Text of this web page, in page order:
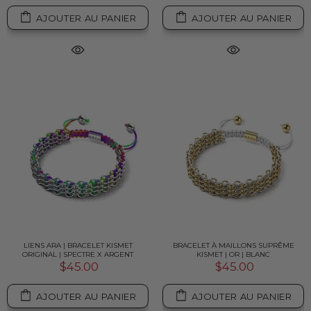
AJOUTER AU PANIER AJOUTER AU PANIER
LIENS ARA | BRACELET KISMET
ORIGINAL | SPECTRE X ARGENT
$45.00
AJOUTER AU PANIER
BRACELET À MAILLONS SUPRÊME
KISMET | OR | BLANC
$45.00
AJOUTER AU PANIER